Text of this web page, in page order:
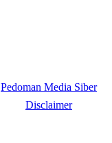
Pedoman Media Siber
Disclaimer